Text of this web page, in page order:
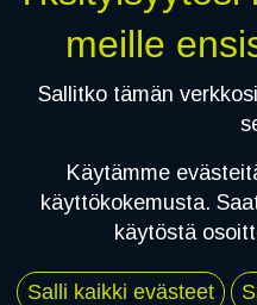
meille
Sallitko tämän
Käytämme
käyttökokemusta.
käytöstä
Salli kaikki evästeet